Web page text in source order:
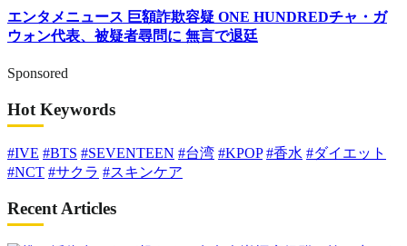
エンタメニュース 巨額詐欺容疑 ONE HUNDREDチャ・ガ
ウォン代表、被疑者尋問に 無言で退廷
Sponsored
Hot Keywords
#IVE #BTS #SEVENTEEN #台湾 #KPOP #香水 #ダイエット
#NCT #サクラ #スキンケア
Recent Articles